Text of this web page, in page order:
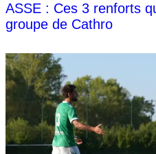
ASSE : Ces 3 renforts
groupe de Cathro